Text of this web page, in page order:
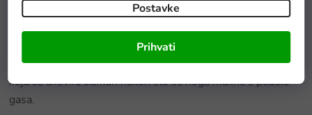
Postavke
Prihvati
Dječji električni motor Fast Tourist
djecu od 1 do 3 godine. Njegova oprema uključuje prednja
svjetla, kotače s gumenim obodima i glazbenu ploču s
ulazima za SD, AUX i USB. Ima funkciju automatske kočnice
koja se aktivira odmah nakon što se noga makne s pedale
gasa.